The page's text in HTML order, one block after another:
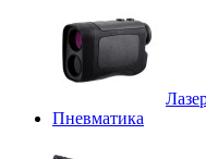
Пневматика